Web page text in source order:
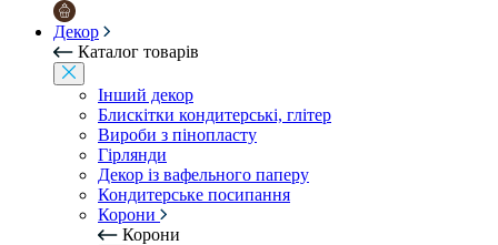
Декор
Каталог товарів
Інший декор
Блискітки кондитерські, глітер
Вироби з пінопласту
Гірлянди
Декор із вафельного паперу
Кондитерське посипання
Корони
Корони